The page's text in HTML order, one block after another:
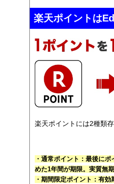
楽天ポイントは
楽天ポイントには2種類存
・通常ポイント：最後に
めた1年間が期限。実質無期
・期間限定ポイント：有